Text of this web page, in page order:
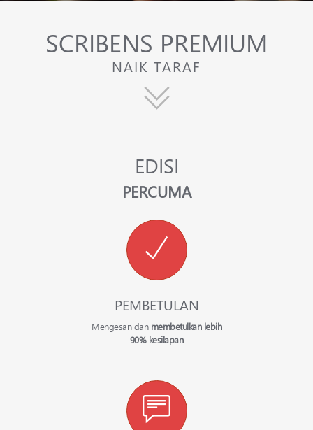
SCRIBENS PREMIUM
NAIK TARAF
EDISI
PERCUMA
PEMBETULAN
Mengesan dan membetulkan lebih
90% kesilapan